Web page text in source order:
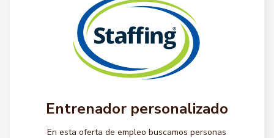
Entrenador personalizado
En esta oferta de empleo buscamos personas